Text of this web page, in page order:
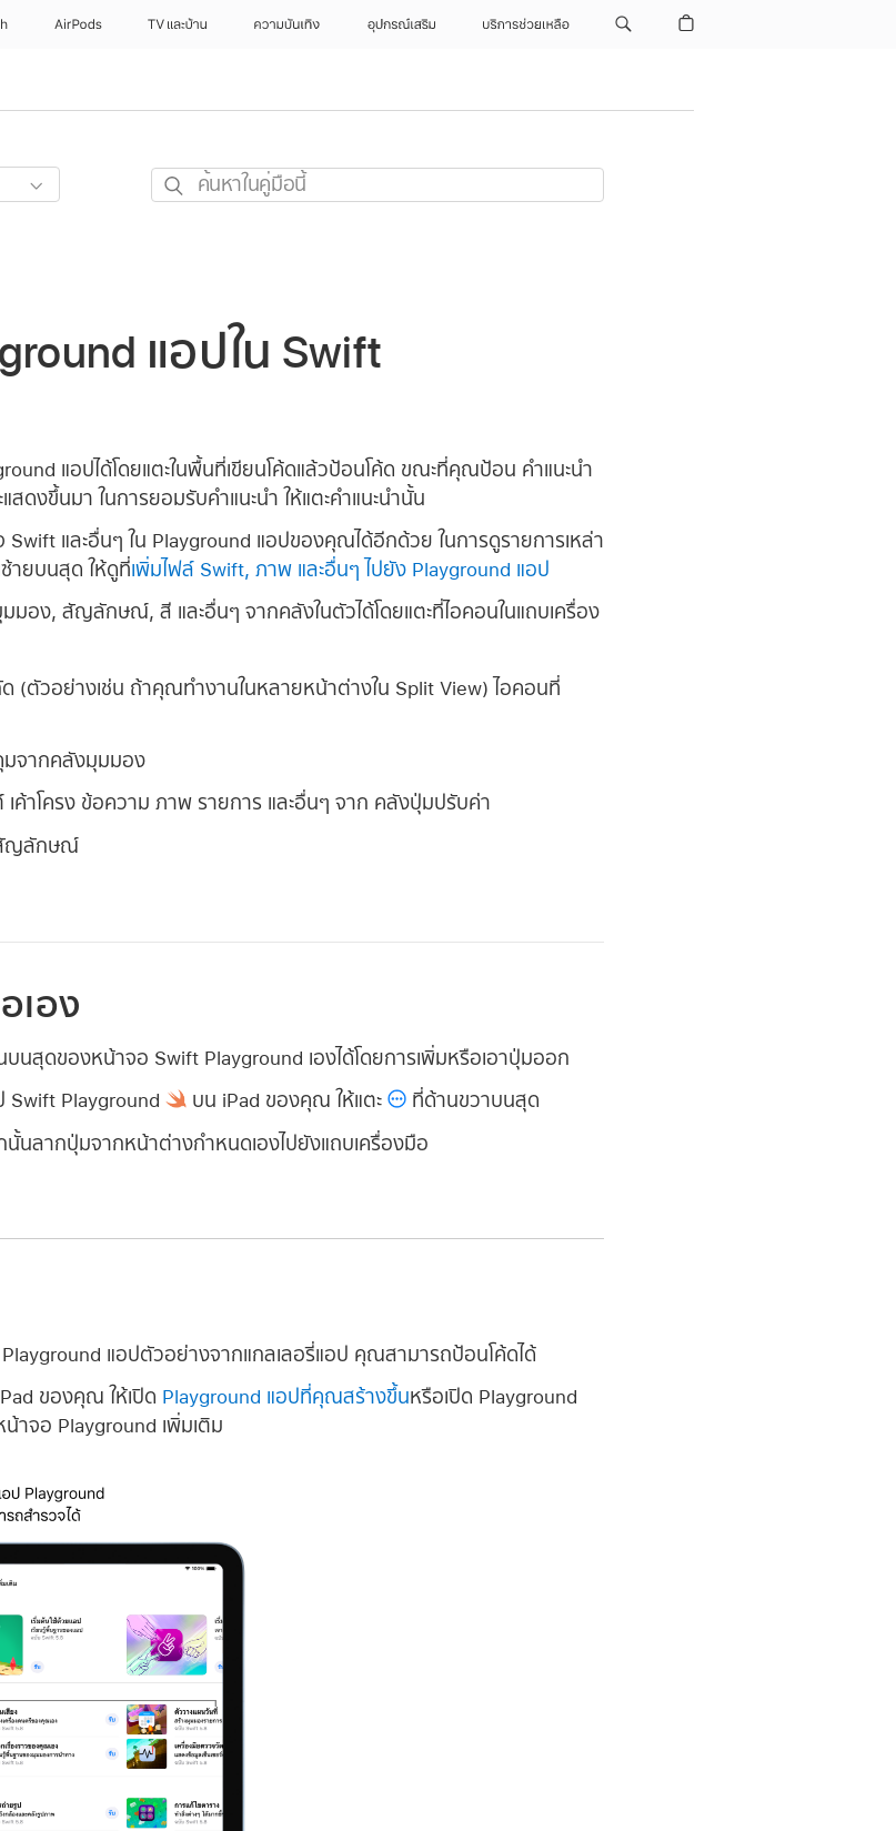
AirPods TV และบ้าน ความบันเทิง อุปกรณ์เสริม บริการช่วยเหลือ
ค้นหา
แอปใน Swift
แอปได้โดยแตะในพื้นที่เขียนโค้ดแล้วป้อนโค้ด ขณะที่คุณป้อน คำแนะนำ
ดงขึ้นมา ในการยอมรับคำแนะนำ ให้แตะคำแนะนำนั้น
และอื่นๆ ใน Playground แอปของคุณได้อีกด้วย ในการดูรายการเหล่า
ายบนสุด ให้ดูที่เพิ่มไฟล์ Swift, ภาพ และอื่นๆ ไปยัง Playground แอป
อง, สัญลักษณ์, สี และอื่นๆ จากคลังในตัวได้โดยแตะที่ไอคอนในแถบเครื่อง
ตัวอย่างเช่น ถ้าคุณทำงานในหลายหน้าต่างใน Split View) ไอคอนที่
มจากคลังมุมมอง
ค้าโครง ข้อความ ภาพ รายการ และอื่นๆ จาก คลังปุ่มปรับค่า
ญลักษณ์
เอง
สุดของหน้าจอ Swift Playground เองได้โดยการเพิ่มหรือเอาปุ่มออก
Swift Playground บน iPad ของคุณ ให้แตะ ที่ด้านขวาบนสุด
นั้นลากปุ่มจากหน้าต่างกำหนดเองไปยังแถบเครื่องมือ
แอปตัวอย่างจากแกลเลอรี่แอป คุณสามารถป้อนโค้ดได้
ของคุณ ให้เปิด Playground แอปที่คุณสร้างขึ้นหรือเปิด Playground
าจอ Playground เพิ่มเติม